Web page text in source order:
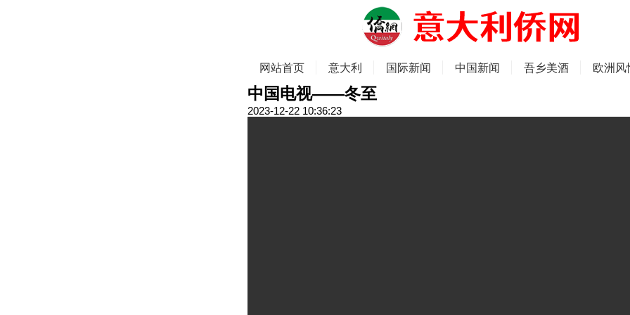
网站首页 意大利 国际新闻 中国新闻 吾乡美酒 欧洲风
中国电视——冬至
2023-12-22 10:36:23